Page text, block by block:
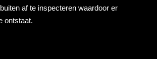
af te inspecteren waardoor er
ontstaat.